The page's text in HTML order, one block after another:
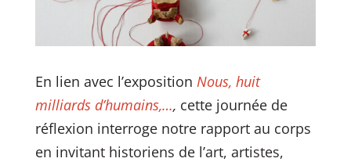
En lien avec l’exposition Nous, huit
milliards d’humains,…, cette journée de
réflexion interroge notre rapport au corps
en invitant historiens de l’art, artistes,